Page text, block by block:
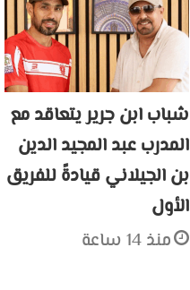
شباب ابن جرير يتعاقد مع
المدرب عبد المجيد الدين
بن الجيلاني قيادةً للفريق
الأول
منذ 14 ساعة